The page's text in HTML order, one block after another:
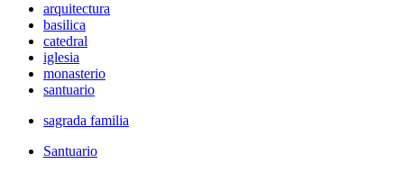
arquitectura
basilica
catedral
iglesia
monasterio
santuario
sagrada familia
Santuario